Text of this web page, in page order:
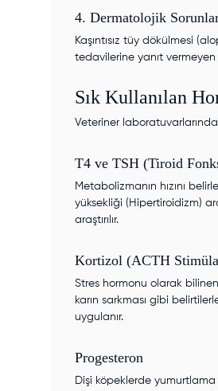
4. Dermatolojik
Kaşıntısız tüy dökülmesi
tedavilerine yanıt
Sık Kullanılan
Veteriner
T4 ve TSH (Tiroid
Metabolizmanın hızını
yüksekliği (Hipertiroidizm)
araştırılır.
Kortizol (ACTH
Stres hormonu olarak
karın sarkması gibi
uygulanır.
Progesteron
Dişi köpeklerde yumurtlama